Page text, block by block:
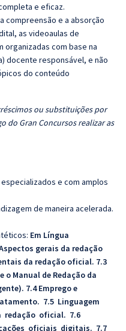
e eficaz.
compreensão e a absorção
as videoaulas de
organizadas com base na
docente responsável, e não
do conteúdo
ou substituições por
do Gran Concursos realizar as
e com amplos
de maneira acelerada.
Em Língua
gerais da redação
da redação oficial. 7.3
Manual de Redação da
7.4 Emprego e
7.5 Linguagem
redação oficial. 7.6
oficiais digitais. 7.7